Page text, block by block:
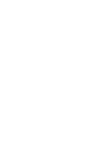
ואנו נעניק
את ספק
במאות ואף
המועצה
יחד עם ראש
ותושבות מטה